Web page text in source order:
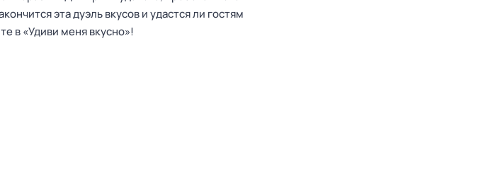
эта дуэль вкусов и удастся ли гостям
в «Удиви меня вкусно»!